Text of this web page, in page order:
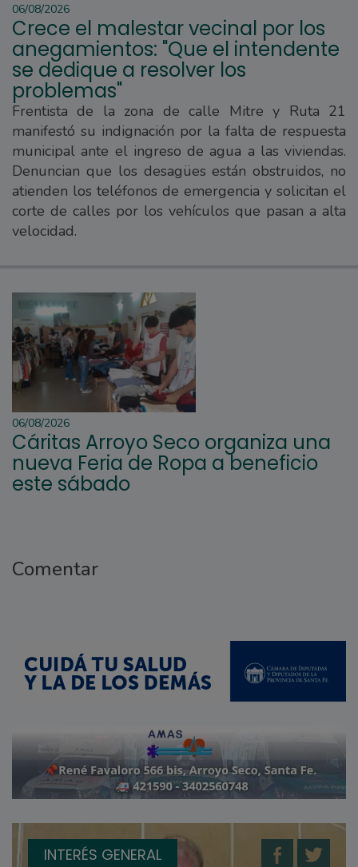
06/08/2026
Crece el malestar vecinal por los
anegamientos: "Que el intendente
se dedique a resolver los
problemas"
Frentista de la zona de calle Mitre y Ruta 21
manifestó su indignación por la falta de respuesta
municipal ante el ingreso de agua a las viviendas.
Denuncian que los desagües están obstruidos, no
atienden los teléfonos de emergencia y solicitan el
corte de calles por los vehículos que pasan a alta
velocidad.
06/08/2026
Cáritas Arroyo Seco organiza una
nueva Feria de Ropa a beneficio
este sábado
Comentar
INTERÉS GENERAL